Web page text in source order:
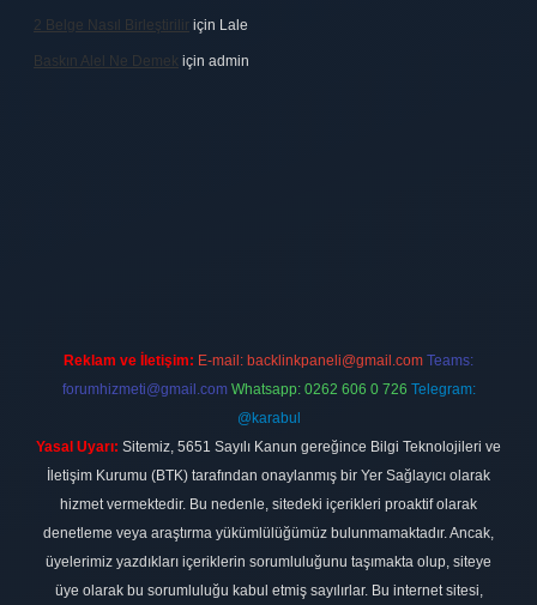
2 Belge Nasıl Birleştirilir için Lale
Baskın Alel Ne Demek için admin
Reklam ve İletişim: E-mail: backlinkpaneli@gmail.com Teams:
forumhizmeti@gmail.com Whatsapp: 0262 606 0 726 Telegram:
@karabul
Yasal Uyarı: Sitemiz, 5651 Sayılı Kanun gereğince Bilgi Teknolojileri ve
İletişim Kurumu (BTK) tarafından onaylanmış bir Yer Sağlayıcı olarak
hizmet vermektedir. Bu nedenle, sitedeki içerikleri proaktif olarak
denetleme veya araştırma yükümlülüğümüz bulunmamaktadır. Ancak,
üyelerimiz yazdıkları içeriklerin sorumluluğunu taşımakta olup, siteye
üye olarak bu sorumluluğu kabul etmiş sayılırlar. Bu internet sitesi,